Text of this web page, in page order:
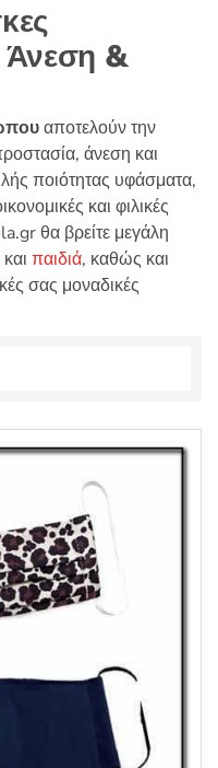
&
αποτελούν την
άνεση και
ποιότητας υφάσματα,
και φιλικές
.grθα βρείτε μεγάλη
και παιδιά, καθώς και
σας μοναδικές